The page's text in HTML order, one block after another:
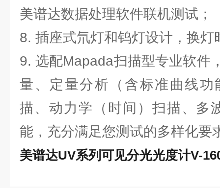
美谱达数据处理软件联机测试；
8. 插座式氘灯和钨灯设计，换
9. 选配Mapada扫描型专业软件
量、定量分析（含标准曲线功
描、动力学（时间）扫描、多
能，充分满足您测试的多样化要
美谱达UV系列可见分光光度计V-